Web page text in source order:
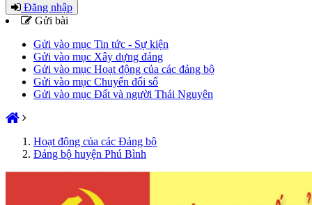
Đăng nhập
Gửi bài
Gửi vào mục Tin tức - Sự kiện
Gửi vào mục Xây dựng đảng
Gửi vào mục Hoạt động của các đảng bộ
Gửi vào mục Chuyển đổi số
Gửi vào mục Đất và người Thái Nguyên
Hoạt động của các Đảng bộ
Đảng bộ huyện Phú Bình